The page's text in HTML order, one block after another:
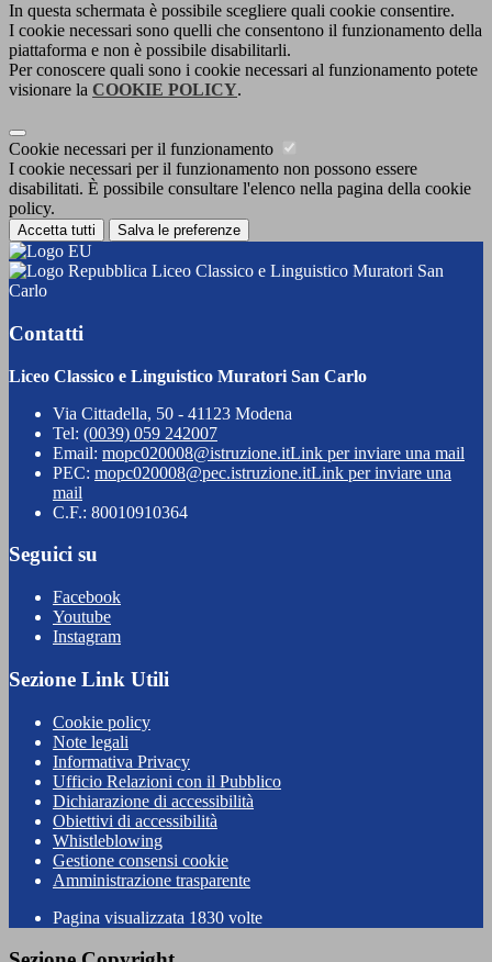
In questa schermata è possibile scegliere quali cookie consentire.
I cookie necessari sono quelli che consentono il funzionamento della
piattaforma e non è possibile disabilitarli.
Per conoscere quali sono i cookie necessari al funzionamento potete
visionare la COOKIE POLICY.
Cookie necessari per il funzionamento
I cookie necessari per il funzionamento non possono essere
disabilitati. È possibile consultare l'elenco nella pagina della cookie
policy.
Accetta tutti Salva le preferenze
Liceo Classico e Linguistico Muratori San
Carlo
Contatti
Liceo Classico e Linguistico Muratori San Carlo
Via Cittadella, 50 - 41123 Modena
Tel: (0039) 059 242007
Email: mopc020008@istruzione.itLink per inviare una mail
PEC: mopc020008@pec.istruzione.itLink per inviare una
mail
C.F.: 80010910364
Seguici su
Facebook
Youtube
Instagram
Sezione Link Utili
Cookie policy
Note legali
Informativa Privacy
Ufficio Relazioni con il Pubblico
Dichiarazione di accessibilità
Obiettivi di accessibilità
Whistleblowing
Gestione consensi cookie
Amministrazione trasparente
Pagina visualizzata 1830 volte